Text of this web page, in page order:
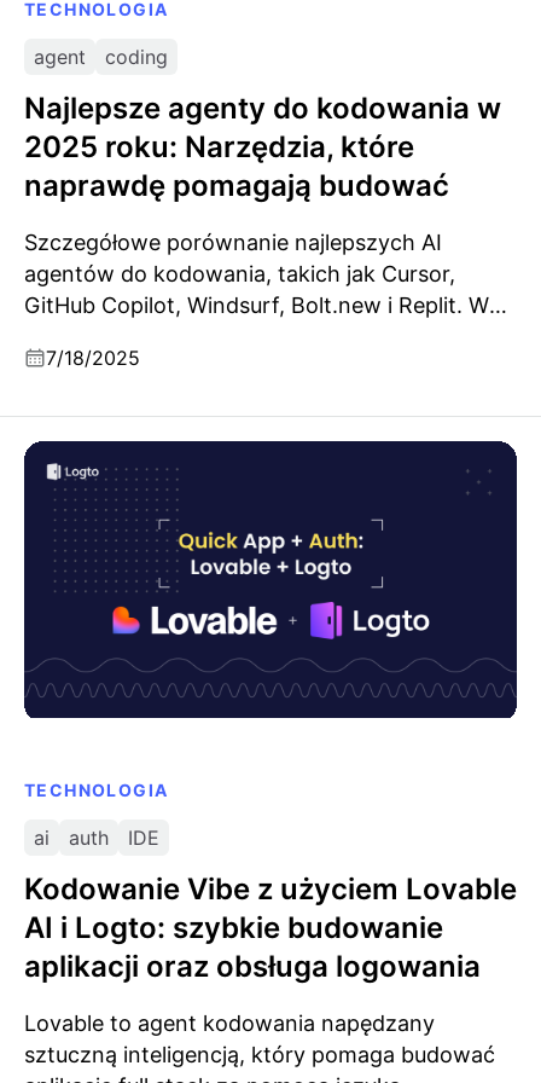
TECHNOLOGIA
agent coding
Najlepsze agenty do kodowania w
2025 roku: Narzędzia, które
naprawdę pomagają budować
Szczegółowe porównanie najlepszych AI
agentów do kodowania, takich jak Cursor,
GitHub Copilot, Windsurf, Bolt.new i Replit. W
funkcje, mocne strony i idealne zastosowania,
7/18/2025
TECHNOLOGIA
ai auth IDE
Kodowanie Vibe z użyciem Lovable
AI i Logto: szybkie budowanie
aplikacji oraz obsługa logowania
Lovable to agent kodowania napędzany
sztuczną inteligencją, który pomaga budować
Kodowanie Vibe z użyciem Lovable AI i Logto:
szybkie budowanie aplikacji oraz obsługa logowania